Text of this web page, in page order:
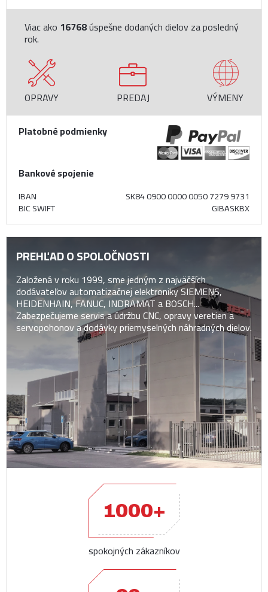
Viac ako 16768úspešne dodaných dielov za posledný
rok.
OPRAVY PREDAJ
VÝMENY
Platobné podmienky
Bankové spojenie
IBAN SK84 0900 0000 0050 7279 9731
BIC SWIFT GIBASKBX
PREHĽAD O SPOLOČNOSTI
Založená v roku 1999, sme jedným z najväčších
dodávateľov automatizačnej elektroniky SIEMENS,
HEIDENHAIN, FANUC, INDRAMAT a BOSCH...
Zabezpečujeme servis a údržbu CNC, opravy veretien a
servopohonov a dodávky priemyselných náhradných dielov.
1000+
spokojných zákazníkov